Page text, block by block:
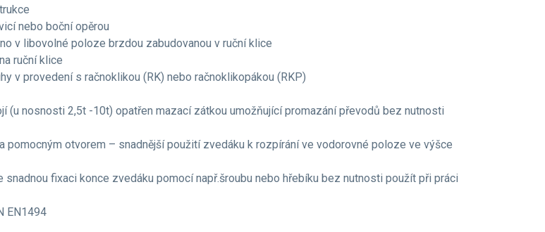
nebo boční opěrou
v libovolné poloze brzdou zabudovanou v ruční klice
ruční klice
v provedení s račnoklikou (RK) nebo račnoklikopákou (RKP)
(u nosnosti 2,5t -10t) opatřen mazací zátkou umožňující promazání převodů bez nutnosti
pomocným otvorem – snadnější použití zvedáku k rozpírání ve vodorovné poloze ve výšce
snadnou fixaci konce zvedáku pomocí např.šroubu nebo hřebíku bez nutnosti použít při práci
EN1494